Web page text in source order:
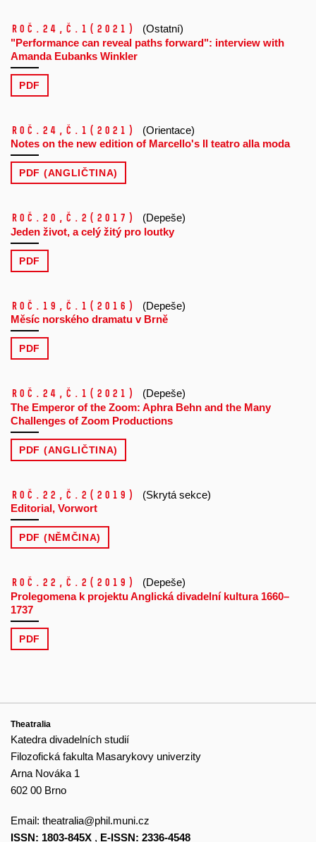
Roč.24, č.1 (2021)
(Ostatní)
"Performance can reveal paths forward": interview with
Amanda Eubanks Winkler
PDF
Roč.24, č.1 (2021)
(Orientace)
Notes on the new edition of Marcello's Il teatro alla moda
PDF (ANGLIČTINA)
Roč.20, č.2 (2017)
(Depeše)
Jeden život, a celý žitý pro loutky
PDF
Roč.19, č.1 (2016)
(Depeše)
Měsíc norského dramatu v Brně
PDF
Roč.24, č.1 (2021)
(Depeše)
The Emperor of the Zoom: Aphra Behn and the Many
Challenges of Zoom Productions
PDF (ANGLIČTINA)
Roč.22, č.2 (2019)
(Skrytá sekce)
Editorial, Vorwort
PDF (NĚMČINA)
Roč.22, č.2 (2019)
(Depeše)
Prolegomena k projektu Anglická divadelní kultura 1660–
1737
PDF
Theatralia
Katedra divadelních studií
Filozofická fakulta Masarykovy univerzity
Arna Nováka 1
602 00 Brno
Email: theatralia@phil.muni.cz
ISSN: 1803-845X , E-ISSN: 2336-4548